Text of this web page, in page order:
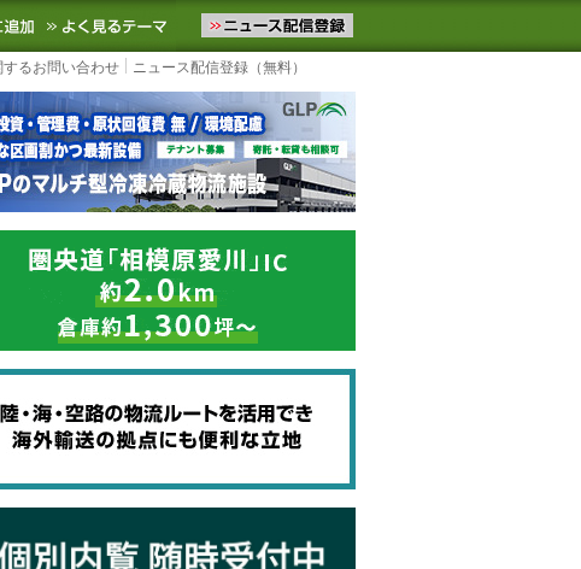
ニュースをお届けします。物流ニュースメール配信を登録す
お気に入りに追加 よく見るテーマ
するお問い合わせ ニュース配信登録（無料）